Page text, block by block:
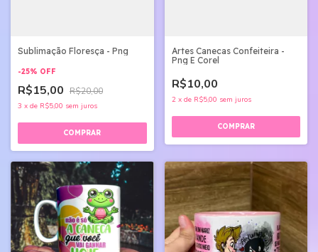
Sublimação Floresça - Png
-25% OFF
R$15,00 R$20,00
3 x de R$5,00 sem juros
Artes Canecas Confeiteira -
Png E Corel
R$10,00
2 x de R$5,00 sem juros